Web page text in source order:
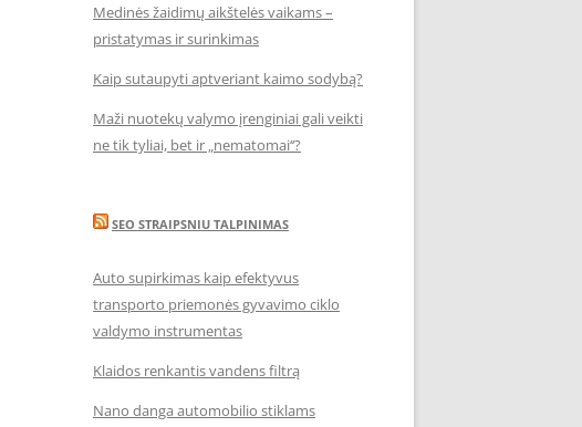
Medinės žaidimų aikštelės vaikams –
pristatymas ir surinkimas
Kaip sutaupyti aptveriant kaimo sodybą?
Maži nuotekų valymo įrenginiai gali veikti
ne tik tyliai, bet ir „nematomai‘‘?
SEO STRAIPSNIU TALPINIMAS
Auto supirkimas kaip efektyvus
transporto priemonės gyvavimo ciklo
valdymo instrumentas
Klaidos renkantis vandens filtrą
Nano danga automobilio stiklams